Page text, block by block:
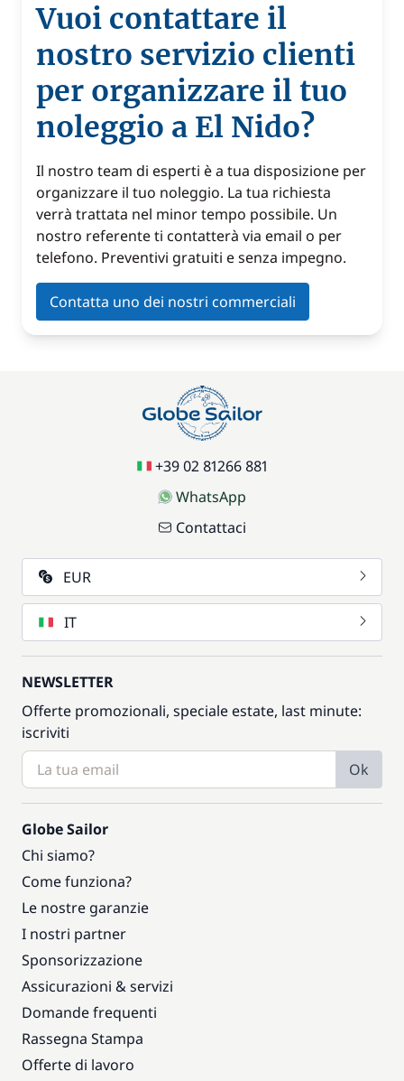
Vuoi contattare il
nostro servizio clienti
per organizzare il tuo
noleggio a El Nido?
Il nostro team di esperti è a tua disposizione per
organizzare il tuo noleggio. La tua richiesta
verrà trattata nel minor tempo possibile. Un
nostro referente ti contatterà via email o per
telefono. Preventivi gratuiti e senza impegno.
Contatta uno dei nostri commerciali
+39 02 81266 881
WhatsApp
Contattaci
EUR
IT
NEWSLETTER
Offerte promozionali, speciale estate, last minute:
iscriviti
Ok
Globe Sailor
Chi siamo?
Come funziona?
Le nostre garanzie
I nostri partner
Sponsorizzazione
Assicurazioni & servizi
Domande frequenti
Rassegna Stampa
Offerte di lavoro